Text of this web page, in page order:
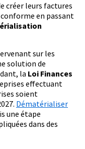
créer leurs factures
en passant
sur les
solution de
la Loi Finances
effectuant
soient
Dématérialiser
une étape
dans des